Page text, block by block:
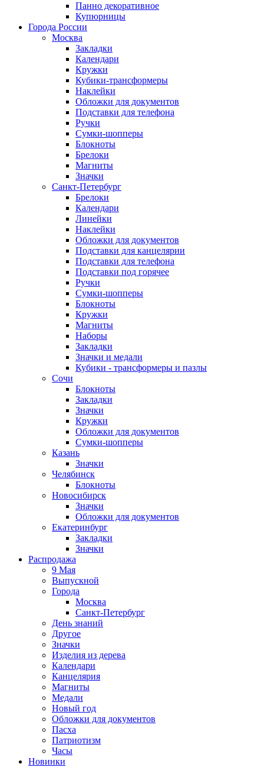
Панно декоративное
Купюрницы
Города России
Москва
Закладки
Календари
Кружки
Кубики-трансформеры
Наклейки
Обложки для документов
Подставки для телефона
Ручки
Сумки-шопперы
Блокноты
Брелоки
Магниты
Значки
Санкт-Петербург
Брелоки
Календари
Линейки
Наклейки
Обложки для документов
Подставки для канцелярии
Подставки для телефона
Подставки под горячее
Ручки
Сумки-шопперы
Блокноты
Кружки
Магниты
Наборы
Закладки
Значки и медали
Кубики - трансформеры и пазлы
Сочи
Блокноты
Закладки
Значки
Кружки
Обложки для документов
Сумки-шопперы
Казань
Значки
Челябинск
Блокноты
Новосибирск
Значки
Обложки для документов
Екатеринбург
Закладки
Значки
Распродажа
9 Мая
Выпускной
Города
Москва
Санкт-Петербург
День знаний
Другое
Значки
Изделия из дерева
Календари
Канцелярия
Магниты
Медали
Новый год
Обложки для документов
Пасха
Патриотизм
Часы
Новинки